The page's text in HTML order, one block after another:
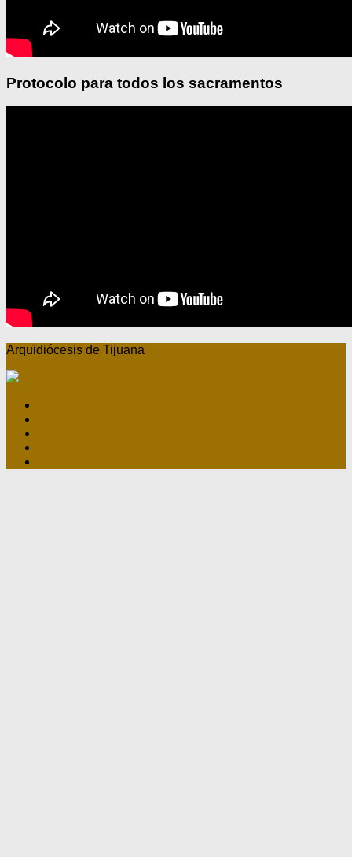
Protocolo para todos los sacramentos
Arquidiócesis de Tijuana